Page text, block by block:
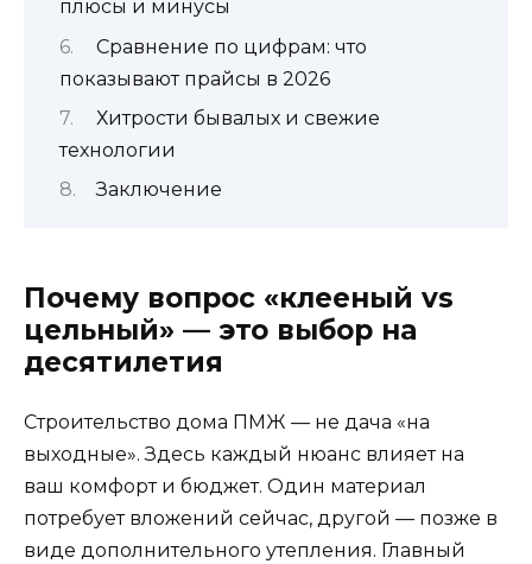
плюсы и минусы
Сравнение по цифрам: что
показывают прайсы в 2026
Хитрости бывалых и свежие
технологии
Заключение
Почему вопрос «клееный vs
цельный» — это выбор на
десятилетия
Строительство дома ПМЖ — не дача «на
выходные». Здесь каждый нюанс влияет на
ваш комфорт и бюджет. Один материал
потребует вложений сейчас, другой — позже в
виде дополнительного утепления. Главный